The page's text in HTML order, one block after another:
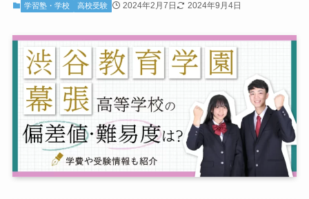
学習塾・学校 高校受験 2024年2月7日 2024年9月4日